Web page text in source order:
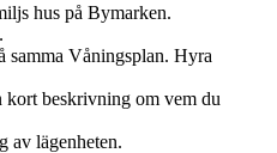
hus på Bymarken.
samma Våningsplan. Hyra
beskrivning om vem du
av lägenheten.